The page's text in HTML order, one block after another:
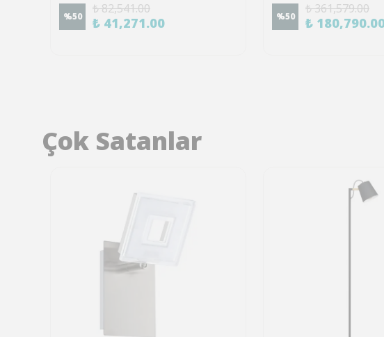
%50
₺ 82,541.00
₺ 41,271.00 %50
₺ 361,579.00
₺
Çok Satanlar